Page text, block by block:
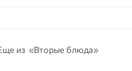
из «Вторые блюда»